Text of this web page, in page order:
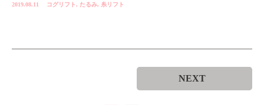
2019.08.11 コグリフト, たるみ, 糸リフト
NEXT